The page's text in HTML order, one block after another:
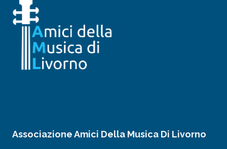
Associazione Amici Della Musica Di Livorno